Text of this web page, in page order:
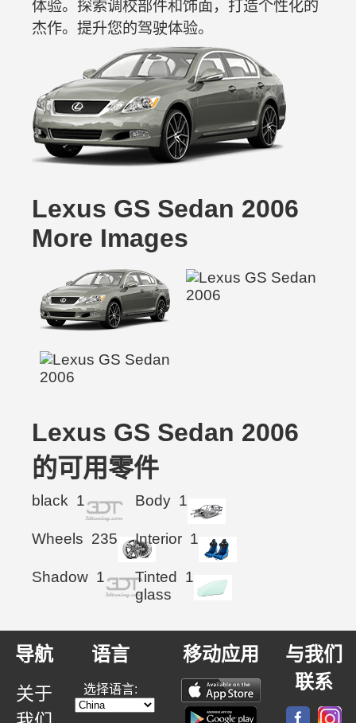
体验。探索调校部件和饰面，打造个性化的
杰作。提升您的驾驶体验。
Lexus GS Sedan 2006
More Images
Lexus GS Sedan 2006
的可用零件
black 1 Body 1
Wheels 235 Interior 1
Shadow 1
Tinted
glass
1
导航
关于
语言
选择语言:
移动应用
与我们
联系